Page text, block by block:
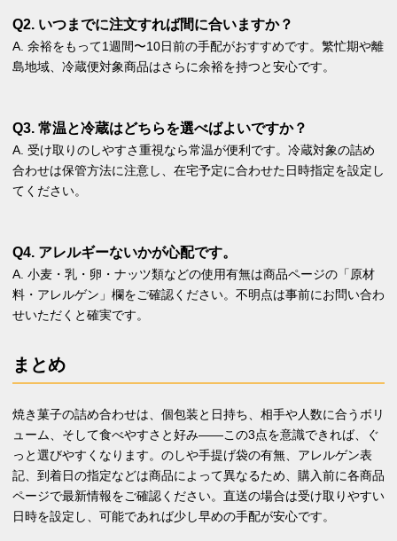
Q2. いつまでに注文すれば間に合いますか？
A. 余裕をもって1週間〜10日前の手配がおすすめです。繁忙期や離
島地域、冷蔵便対象商品はさらに余裕を持つと安心です。
Q3. 常温と冷蔵はどちらを選べばよいですか？
A. 受け取りのしやすさ重視なら常温が便利です。冷蔵対象の詰め
合わせは保管方法に注意し、在宅予定に合わせた日時指定を設定し
てください。
Q4. アレルギーないかが心配です。
A. 小麦・乳・卵・ナッツ類などの使用有無は商品ページの「原材
料・アレルゲン」欄をご確認ください。不明点は事前にお問い合わ
せいただくと確実です。
まとめ
焼き菓子の詰め合わせは、個包装と日持ち、相手や人数に合うボリ
ューム、そして食べやすさと好み――この3点を意識できれば、ぐ
っと選びやすくなります。のしや手提げ袋の有無、アレルゲン表
記、到着日の指定などは商品によって異なるため、購入前に各商品
ページで最新情報をご確認ください。直送の場合は受け取りやすい
日時を設定し、可能であれば少し早めの手配が安心です。